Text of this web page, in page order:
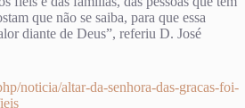
que não se saiba, para que essa
diante de Deus”, referiu D. José
noticia/altar-da-senhora-das-gracas-foi-